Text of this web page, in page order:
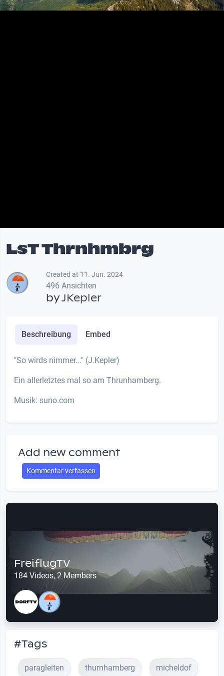
LsT Thrnhmbrg
Created at 11. Jun. 2024
496 Ansichten
byJKepler
Beschreibung Embed
"So wirds nimmer..." (J.Kepler)
Ein allerletztes mal so am Thrunhamberg.
Musik: suno.com
Add new comment
Kommentar verfassen
FreiflugTV
184 Videos, 2 Members
#Tags
paragleiten thurnhamberg micheldof